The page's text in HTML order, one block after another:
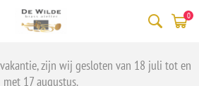
0
zijn wij gesloten van 18 juli tot en
met 17 augustus.